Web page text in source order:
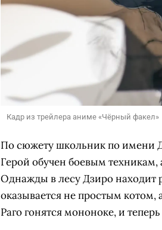
Кадр из трейлера аниме «Чёрный факел»
По сюжету школьник по имени
Герой обучен боевым
Однажды в лесу Дзиро находит
оказывается не простым
Раго гонятся мононоке, и